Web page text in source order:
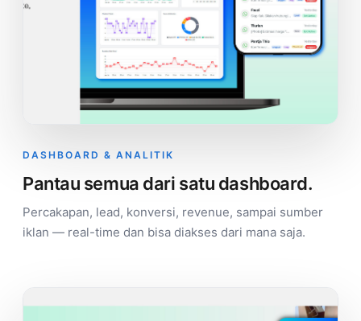
DASHBOARD & ANALITIK
Pantau semua dari satu dashboard.
Percakapan, lead, konversi, revenue, sampai sumber
iklan — real-time dan bisa diakses dari mana saja.